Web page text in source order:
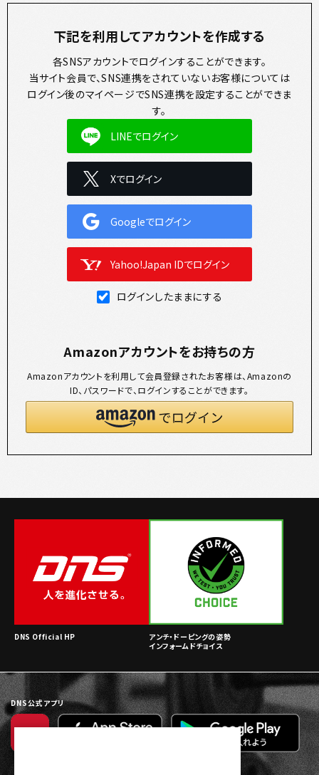
下記を利用してアカウントを作成する
各SNSアカウントでログインすることができます。
当サイト会員で、SNS連携をされていないお客様については
ログイン後のマイページでSNS連携を設定することができま
す。
LINEでログイン
Xでログイン
Googleでログイン
Yahoo!Japan IDでログイン
ログインしたままにする
Amazonアカウントをお持ちの方
Amazonアカウントを利用して会員登録されたお客様は、Amazonの
ID、パスワードで、ログインすることができます。
DNS Official HP
アンチ・ドーピングの姿勢
インフォームドチョイス
DNS公式アプリ